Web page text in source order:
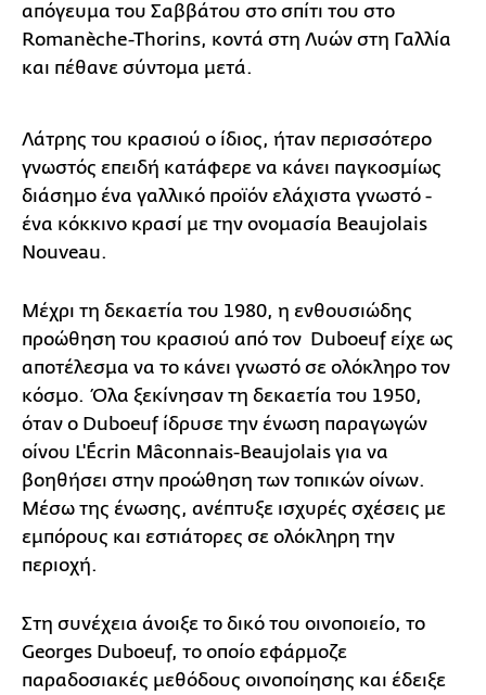
απόγευμα του Σαββάτου στο σπίτι του στο
Romanèche-Thorins, κοντά στη Λυών στη Γαλλία
και πέθανε σύντομα μετά.
Λάτρης του κρασιού ο ίδιος, ήταν περισσότερο
γνωστός επειδή κατάφερε να κάνει παγκοσμίως
διάσημο ένα γαλλικό προϊόν ελάχιστα γνωστό -
ένα κόκκινο κρασί με την ονομασία Beaujolais
Nouveau.
Μέχρι τη δεκαετία του 1980, η ενθουσιώδης
προώθηση του κρασιού από τον Duboeuf είχε ως
αποτέλεσμα να το κάνει γνωστό σε ολόκληρο τον
κόσμο. Όλα ξεκίνησαν τη δεκαετία του 1950,
όταν ο Duboeuf ίδρυσε την ένωση παραγωγών
οίνου L'Écrin Mâconnais-Beaujolais για να
βοηθήσει στην προώθηση των τοπικών οίνων.
Μέσω της ένωσης, ανέπτυξε ισχυρές σχέσεις με
εμπόρους και εστιάτορες σε ολόκληρη την
περιοχή.
Στη συνέχεια άνοιξε το δικό του οινοποιείο, το
Georges Duboeuf, το οποίο εφάρμοζε
παραδοσιακές μεθόδους οινοποίησης και έδειξε